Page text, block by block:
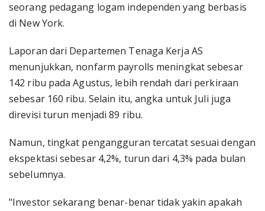
seorang pedagang logam independen yang berbasis
di New York.
Laporan dari Departemen Tenaga Kerja AS
menunjukkan, nonfarm payrolls meningkat sebesar
142 ribu pada Agustus, lebih rendah dari perkiraan
sebesar 160 ribu. Selain itu, angka untuk Juli juga
direvisi turun menjadi 89 ribu.
Namun, tingkat pengangguran tercatat sesuai dengan
ekspektasi sebesar 4,2%, turun dari 4,3% pada bulan
sebelumnya.
"Investor sekarang benar-benar tidak yakin apakah